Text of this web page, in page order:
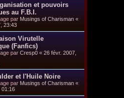
et pouvoirs
au F.B.I.
par Musings of Charisman «
23:43
Virutelle
(Fanfics)
par Cresp0 « 26 févr. 2007,
et l'Huile Noire
par Musings of Charisman «
01:16